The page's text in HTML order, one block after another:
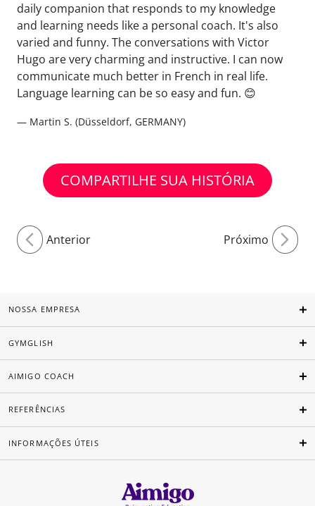
daily companion that responds to my knowledge
and learning needs like a personal coach. It's also
varied and funny. The conversations with Victor
Hugo are very charming and instructive. I can now
communicate much better in French in real life.
Language learning can be so easy and fun. 😊
— Martin S. (Düsseldorf, GERMANY)
COMPARTILHE SUA HISTÓRIA
Anterior Próximo
NOSSA EMPRESA
GYMGLISH
AIMIGO COACH
REFERÊNCIAS
INFORMAÇÕES ÚTEIS